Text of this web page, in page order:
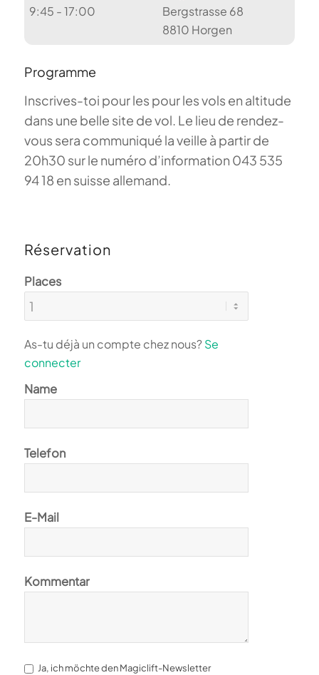
9:45 - 17:00
Bergstrasse 68
8810 Horgen
Programme
Inscrives-toi pour les pour les vols en altitude
dans une belle site de vol. Le lieu de rendez-
vous sera communiqué la veille à partir de
20h30 sur le numéro d’information 043 535
94 18 en suisse allemand.
Réservation
Places
As-tu déjà un compte chez nous?Se
connecter
Name
Telefon
E-Mail
Kommentar
Ja, ich möchte den Magiclift-Newsletter